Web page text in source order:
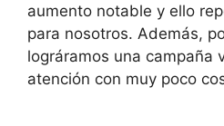
aumento notable y ello
para nosotros. Además,
lográramos una campaña
atención con muy poco